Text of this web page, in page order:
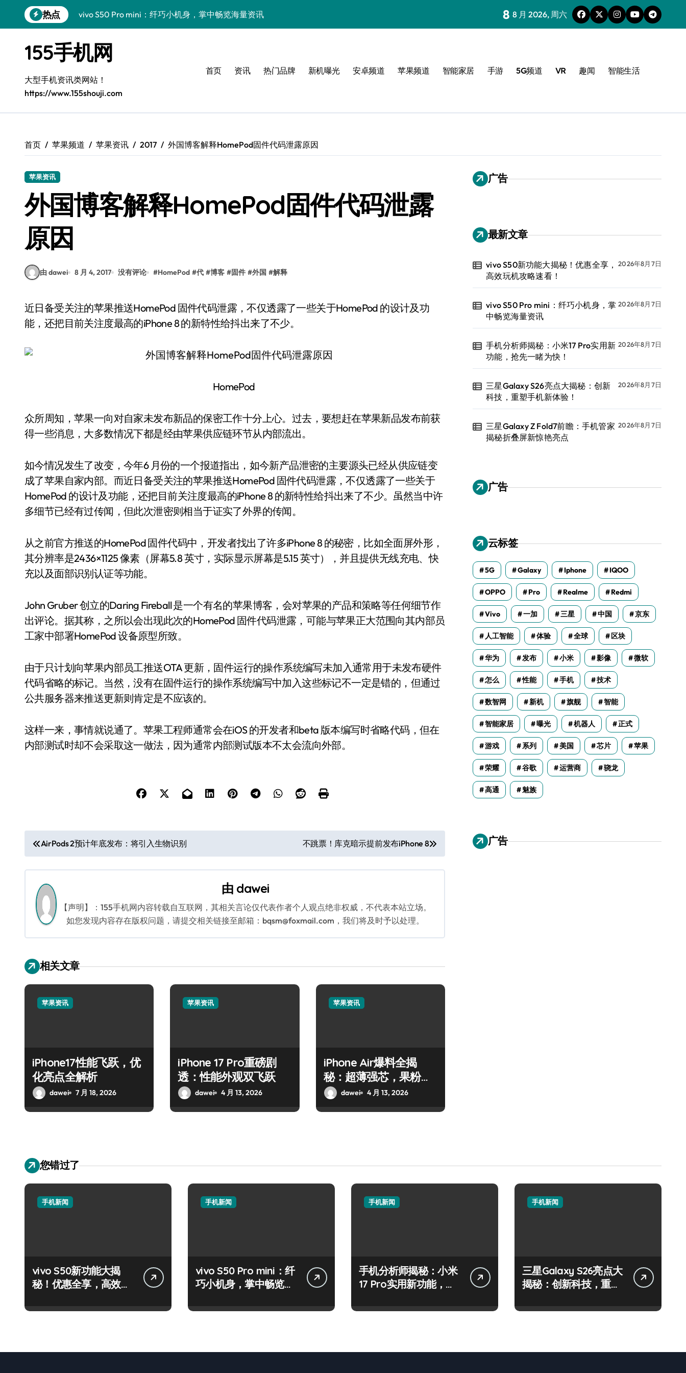
到
热点
vivo S50 Pro mini：纤巧小机身，掌中畅览海量资讯
三星Galaxy S26亮点大揭秘：创新科技，重塑手机新体验！
三星Galaxy Z Fold7前瞻：手机管家揭秘折叠屏新惊艳亮点
S25 Ultra颜值炸裂！定制主题引领潮流新体验
S24+震撼登场，美出新高度！
Galaxy A56 5G登场，时尚与性能双巅峰！
vivo S50新功能大揭秘！优惠全享，高效玩机攻略速看！
8 8 月 2026, 周六
155手机网
大型手机资讯类网站！
https://www.155shouji.com
首页 资讯 热门品牌 新机曝光 安卓频道 苹果频道 智能家居 手游 5G频道 VR 趣闻 智能生活
首页 苹果频道 苹果资讯 2017 外国博客解释HomePod固件代码泄露原因
苹果资讯
外国博客解释HomePod固件代码泄露
原因
由 dawei 8 月 4, 2017 没有评论 #HomePod #代 #博客 #固件 #外国 #解释
近日备受关注的苹果推送HomePod 固件代码泄露，不仅透露了一些关于HomePod 的设计及功
能，还把目前关注度最高的iPhone 8 的新特性给抖出来了不少。
HomePod
众所周知，苹果一向对自家未发布新品的保密工作十分上心。过去，要想赶在苹果新品发布前获
得一些消息，大多数情况下都是经由苹果供应链环节从内部流出。
如今情况发生了改变，今年6 月份的一个报道指出，如今新产品泄密的主要源头已经从供应链变
成了苹果自家内部。而近日备受关注的苹果推送HomePod 固件代码泄露，不仅透露了一些关于
HomePod 的设计及功能，还把目前关注度最高的iPhone 8 的新特性给抖出来了不少。虽然当中许
多细节已经有过传闻，但此次泄密则相当于证实了外界的传闻。
从之前官方推送的HomePod 固件代码中，开发者找出了许多iPhone 8 的秘密，比如全面屏外形，
其分辨率是2436×1125 像素（屏幕5.8 英寸，实际显示屏幕是5.15 英寸），并且提供无线充电、快
充以及面部识别认证等功能。
John Gruber 创立的Daring Fireball 是一个有名的苹果博客，会对苹果的产品和策略等任何细节作
出评论。据其称，之所以会出现此次的HomePod 固件代码泄露，可能与苹果正大范围向其内部员
工家中部署HomePod 设备原型所致。
由于只计划向苹果内部员工推送OTA 更新，固件运行的操作系统编写未加入通常用于未发布硬件
代码省略的标记。当然，没有在固件运行的操作系统编写中加入这些标记不一定是错的，但通过
公共服务器来推送更新则肯定是不应该的。
这样一来，事情就说通了。苹果工程师通常会在iOS 的开发者和beta 版本编写时省略代码，但在
内部测试时却不会采取这一做法，因为通常内部测试版本不太会流向外部。
文
章
导
航
AirPods 2预计年底发布：将引入生物识别 不跳票！库克暗示提前发布iPhone 8
由 dawei
【声明】：155手机网内容转载自互联网，其相关言论仅代表作者个人观点绝非权威，不代表本站立场。
如您发现内容存在版权问题，请提交相关链接至邮箱：bqsm@foxmail.com，我们将及时予以处理。
相关文章
苹果资讯
iPhone17性能飞跃，优
化亮点全解析
dawei 7 月 18, 2026
苹果资讯
iPhone 17 Pro重磅剧
透：性能外观双飞跃
dawei 4 月 13, 2026
苹果资讯
iPhone Air爆料全揭
秘：超薄强芯，果粉狂
喜！dawei 4 月 13, 2026
广告
最新文章
vivo S50新功能大揭秘！优惠全享，
高效玩机攻略速看！
2026年8月7日
vivo S50 Pro mini：纤巧小机身，掌
中畅览海量资讯
2026年8月7日
手机分析师揭秘：小米17 Pro实用新
功能，抢先一睹为快！
2026年8月7日
三星Galaxy S26亮点大揭秘：创新
科技，重塑手机新体验！
2026年8月7日
三星Galaxy Z Fold7前瞻：手机管家
揭秘折叠屏新惊艳亮点
2026年8月7日
广告
云标签
5G Galaxy Iphone IQOO
OPPO Pro Realme Redmi
Vivo 一加 三星 中国 京东
人工智能 体验 全球 区块
华为 发布 小米 影像 微软
怎么 性能 手机 技术
数智网 新机 旗舰 智能
智能家居 曝光 机器人 正式
游戏 系列 美国 芯片 苹果
荣耀 谷歌 运营商 骁龙
高通 魅族
广告
您错过了
手机新闻
vivo S50新功能大揭
秘！优惠全享，高效玩
手机新闻
vivo S50 Pro mini：纤
巧小机身，掌中畅览海
手机新闻
手机分析师揭秘：小米
17 Pro实用新功能，抢
手机新闻
三星Galaxy S26亮点大
揭秘：创新科技，重塑